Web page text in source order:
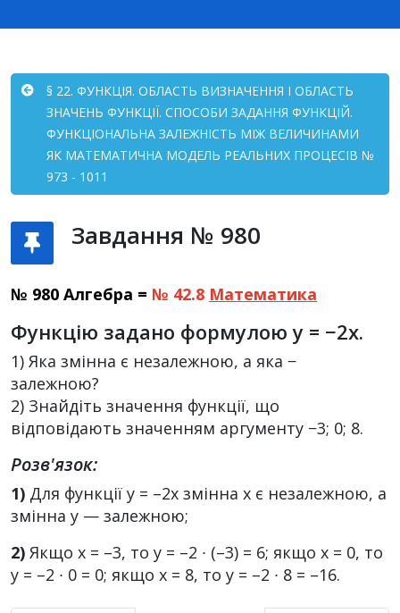
§ 22. ФУНКЦІЯ. ОБЛАСТЬ ВИЗНАЧЕННЯ І ОБЛАСТЬ
ЗНАЧЕНЬ ФУНКЦІЇ. СПОСОБИ ЗАДАННЯ ФУНКЦІЙ.
ФУНКЦІОНАЛЬНА ЗАЛЕЖНІСТЬ МІЖ ВЕЛИЧИНАМИ
ЯК МАТЕМАТИЧНА МОДЕЛЬ РЕАЛЬНИХ ПРОЦЕСІВ №
973 - 1011
Завдання № 980
№ 980 Алгебра = № 42.8 Математика
Функцію задано формулою y = −2x.
1) Яка змінна є незалежною, а яка −
залежною?
2) Знайдіть значення функції, що
відповідають значенням аргументу −3; 0; 8.
Розв'язок:
1) Для функції y = –2х змінна x є незалежною, а
змінна y — залежною;
2) Якщо x = –3, то у = –2 ∙ (–3) = 6; якщо х = 0, то
у = –2 ∙ 0 = 0; якщо x = 8, то у = –2 ∙ 8 = –16.